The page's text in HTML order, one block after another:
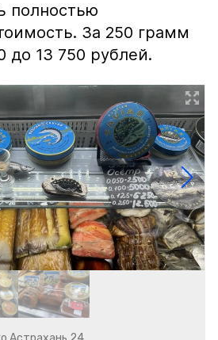
полностью
За 250 грамм
до 13 750 рублей.